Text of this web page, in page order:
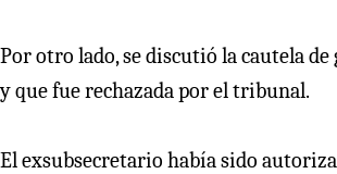
Por otro lado, se discutió la cautela
y que fue rechazada por el tribunal.
El exsubsecretario había sido